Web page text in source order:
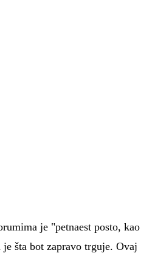
je "petnaest posto, kao
šta bot zapravo trguje. Ovaj